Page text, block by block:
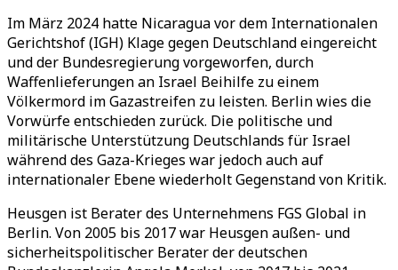
Im März 2024 hatte Nicaragua vor dem Internationalen
Gerichtshof (IGH) Klage gegen Deutschland eingereicht
und der Bundesregierung vorgeworfen, durch
Waffenlieferungen an Israel Beihilfe zu einem
Völkermord im Gazastreifen zu leisten. Berlin wies die
Vorwürfe entschieden zurück. Die politische und
militärische Unterstützung Deutschlands für Israel
während des Gaza-Krieges war jedoch auch auf
internationaler Ebene wiederholt Gegenstand von Kritik.
Heusgen ist Berater des Unternehmens FGS Global in
Berlin. Von 2005 bis 2017 war Heusgen außen- und
sicherheitspolitischer Berater der deutschen